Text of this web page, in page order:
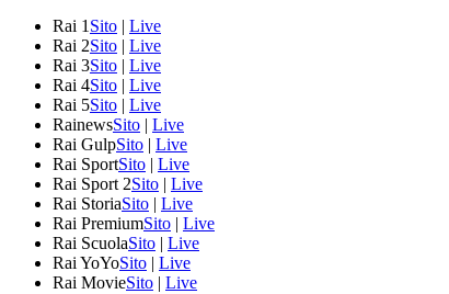
Rai 1 Sito | Live
Rai 2Sito | Live
Rai 3Sito | Live
Rai 4Sito | Live
Rai 5Sito | Live
RainewsSito | Live
Rai GulpSito | Live
Rai SportSito | Live
Rai Sport 2Sito | Live
Rai StoriaSito | Live
Rai PremiumSito | Live
Rai ScuolaSito | Live
Rai YoYoSito | Live
Rai MovieSito | Live